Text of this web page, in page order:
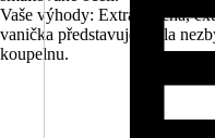
Vaše výhody: Extra plochá,
vanička představuje zcela
koupelnu.